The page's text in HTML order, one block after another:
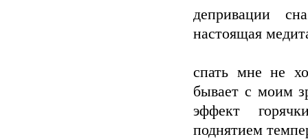
депривации
настоящая
спать мне не
бывает с моим
эффект
поднятием